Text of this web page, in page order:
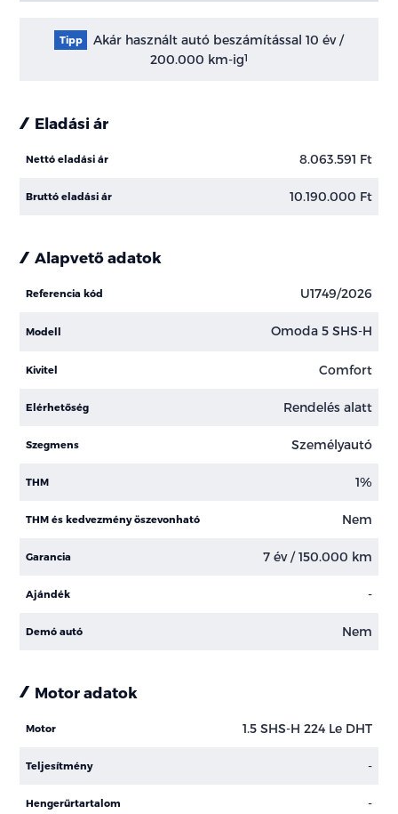
Tipp
Akár használt autó beszámítással 10 év /
200.000 km-ig1
Eladási ár
Nettó eladási ár 8.063.591 Ft
Bruttó eladási ár 10.190.000 Ft
Alapvető adatok
Referencia kód U1749/2026
Modell Omoda 5 SHS-H
Kivitel Comfort
Elérhetőség Rendelés alatt
Szegmens Személyautó
THM 1%
THM és kedvezmény öszevonható Nem
Garancia 7 év / 150.000 km
Ajándék -
Demó autó Nem
Motor adatok
Motor 1.5 SHS-H 224 Le DHT
Teljesítmény -
Hengerűrtartalom -